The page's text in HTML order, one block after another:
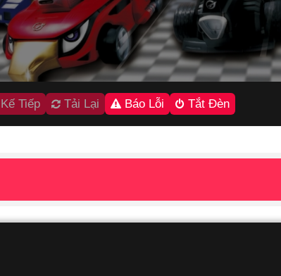
Tiếp Tải Lại Báo Lỗi Tắt Đèn